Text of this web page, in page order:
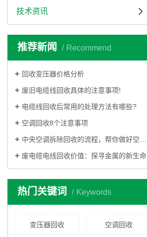
技术资讯
推荐新闻 Recommend
回收变压器价格分析
废旧电缆线回收具体的注意事项!
电缆线回收后常用的处理方法有哪些?
空调回收8个注意事项
中央空调拆除回收的流程，帮你做好空调回收工作
废电缆电线回收价值：探寻金属的新生命
热门关键词 Keywords
变压器回收 空调回收